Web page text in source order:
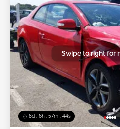
8d : 6h : 57m : 41s
Swipe to right for